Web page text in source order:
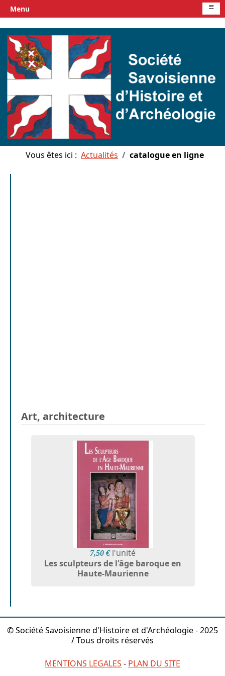
Vous êtes ici : Actualités catalogue en ligne
Art, architecture
7,50 € l'unité
Les sculpteurs de l'âge baroque en
Haute-Maurienne
© Société Savoisienne d'Histoire et d'Archéologie - 2025
/ Tous droits réservés
MENTIONS LEGALES - PLAN DU SITE
Menu ≡